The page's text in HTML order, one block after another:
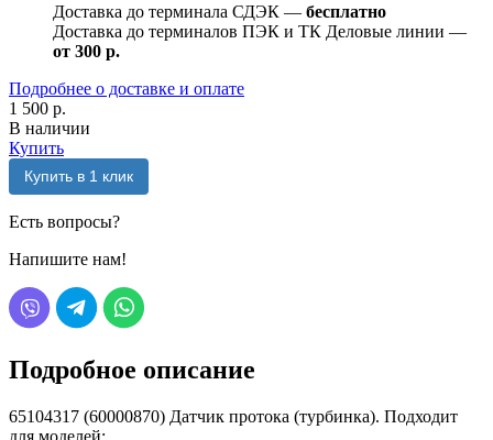
Доставка до терминала СДЭК — бесплатно
Доставка до терминалов ПЭК и ТК Деловые линии —
от 300 р.
Подробнее о доставке и оплате
1 500 р.
В наличии
Купить
Купить в 1 клик
Есть вопросы?
Напишите нам!
Подробное описание
65104317 (60000870) Датчик протока (турбинка). Подходит
для моделей: